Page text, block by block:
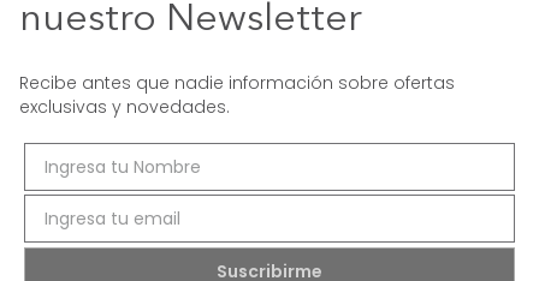
nuestro Newsletter
Recibe antes que nadie información sobre ofertas
exclusivas y novedades.